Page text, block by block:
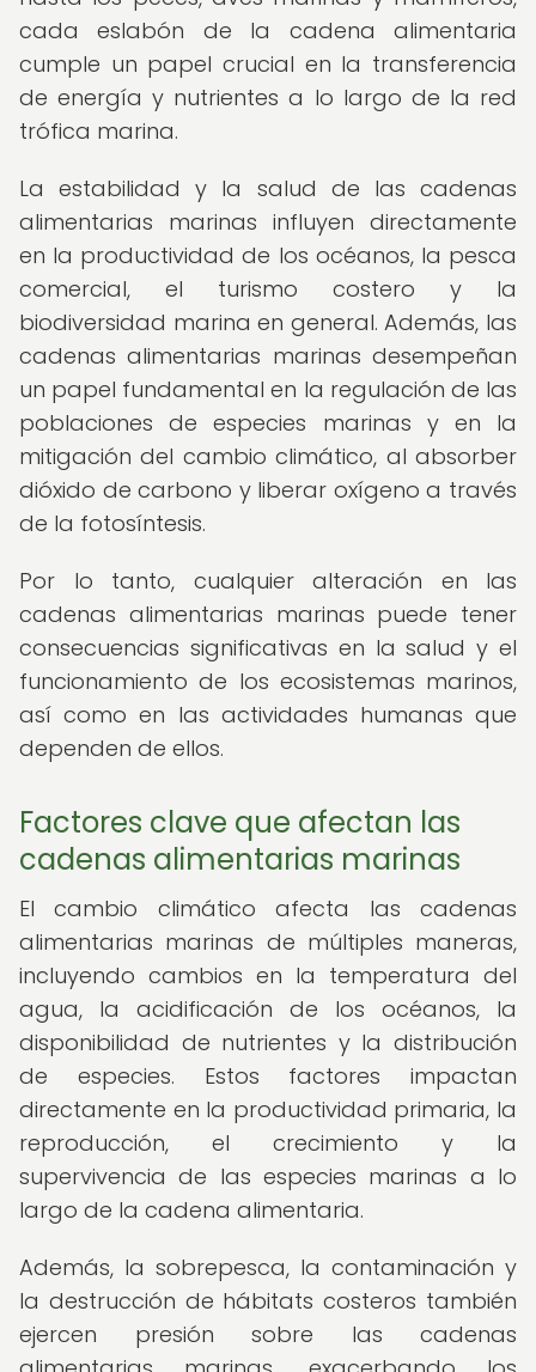
cada eslabón de la cadena alimentaria
cumple un papel crucial en la transferencia
de energía y nutrientes a lo largo de la red
trófica marina.
La estabilidad y la salud de las cadenas
alimentarias marinas influyen directamente
en la productividad de los océanos, la pesca
comercial, el turismo costero y la
biodiversidad marina en general. Además, las
cadenas alimentarias marinas desempeñan
un papel fundamental en la regulación de las
poblaciones de especies marinas y en la
mitigación del cambio climático, al absorber
dióxido de carbono y liberar oxígeno a través
de la fotosíntesis.
Por lo tanto, cualquier alteración en las
cadenas alimentarias marinas puede tener
consecuencias significativas en la salud y el
funcionamiento de los ecosistemas marinos,
así como en las actividades humanas que
dependen de ellos.
Factores clave que afectan las
cadenas alimentarias marinas
El cambio climático afecta las cadenas
alimentarias marinas de múltiples maneras,
incluyendo cambios en la temperatura del
agua, la acidificación de los océanos, la
disponibilidad de nutrientes y la distribución
de especies. Estos factores impactan
directamente en la productividad primaria, la
reproducción, el crecimiento y la
supervivencia de las especies marinas a lo
largo de la cadena alimentaria.
Además, la sobrepesca, la contaminación y
la destrucción de hábitats costeros también
ejercen presión sobre las cadenas